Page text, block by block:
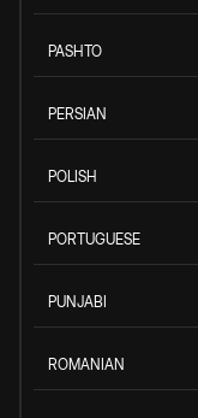
PASHTO
PERSIAN
POLISH
PORTUGUESE
PUNJABI
ROMANIAN